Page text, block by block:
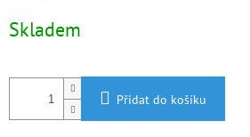
Skladem
Přidat do košíku